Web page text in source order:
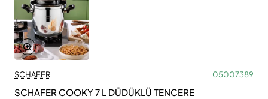
SCHAFER 05007389
SCHAFER COOKY 7 L DÜDÜKLÜ TENCERE